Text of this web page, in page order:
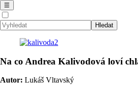
☰
Na co Andrea Kalivodová loví
Autor: Lukáš Vltavský